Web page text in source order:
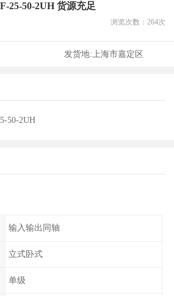
25-50-2UH 货源充足
浏览次数： 264次
发货地: 上海市嘉定区
50-2UH
输入输出同轴
立式卧式
单级